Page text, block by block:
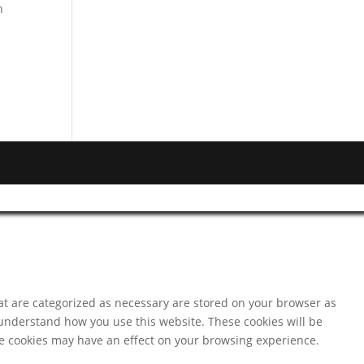
categorized as necessary are stored on your browser as
how you use this website. These cookies will be
may have an effect on your browsing experience.